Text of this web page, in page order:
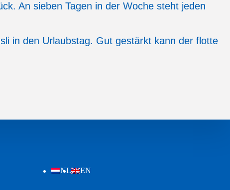
An sieben Tagen in der Woche steht jeden
in den Urlaubstag. Gut gestärkt kann der flotte
NL EN